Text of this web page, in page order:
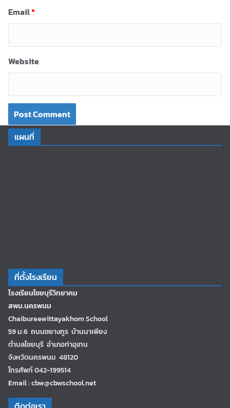
Email*
Website
แผนที่
ที่ตั้งโรงเรียน
โรงเรียนไชยบุรีวิทยาคม
สพม.นครพนม
Chaibureewittayakhom School
59 ม.6 ถนนชยางกูร บ้านนาเพียง
ตำบลไชยบุรี อำเภอท่าอุเทน
จังหวัดนครพนม 48120
โทรศัพท์ 042-199514
Email : cbw@cbwschool.net